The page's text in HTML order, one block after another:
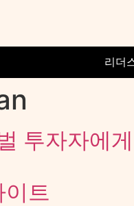
리더
투자자에
트